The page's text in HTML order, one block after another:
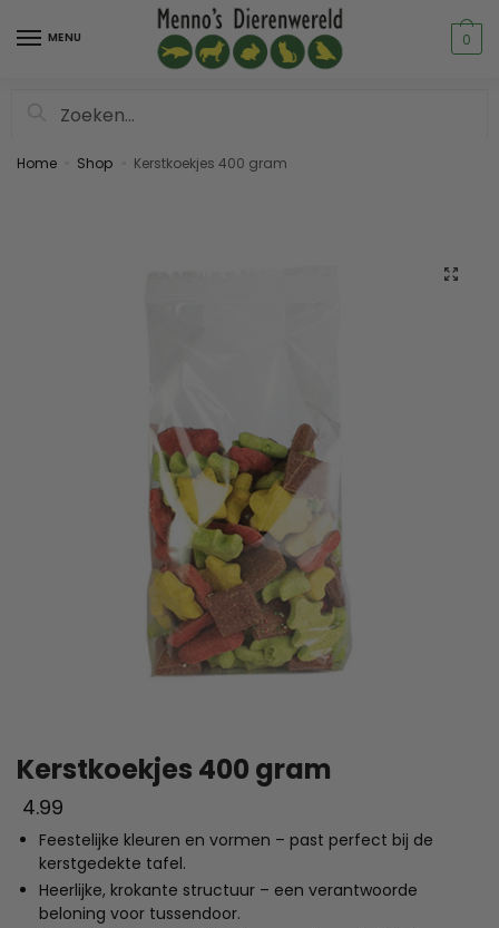
MENU 0
Home Shop Kerstkoekjes 400 gram
Kerstkoekjes 400 gram
4.99
Feestelijke kleuren en vormen – past perfect bij de
kerstgedekte tafel.
Heerlijke, krokante structuur – een verantwoorde
beloning voor tussendoor.